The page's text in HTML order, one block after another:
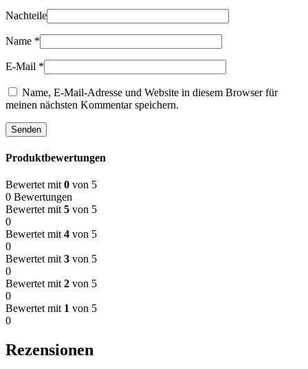
Nachteile
Name *
E-Mail *
Name, E-Mail-Adresse und Website in diesem Browser für
meinen nächsten Kommentar speichern.
Produktbewertungen
Bewertet mit 0 von 5
0 Bewertungen
Bewertet mit 5 von 5
0
Bewertet mit 4 von 5
0
Bewertet mit 3 von 5
0
Bewertet mit 2 von 5
0
Bewertet mit 1 von 5
0
Rezensionen